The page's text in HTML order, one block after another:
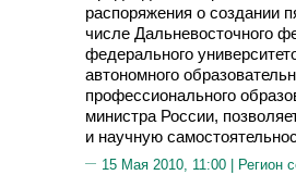
распоряжения о создании
числе Дальневосточного
федерального
автономного
профессионального
министра России,
и научную
15 Мая 2010, 11:00 | Регион